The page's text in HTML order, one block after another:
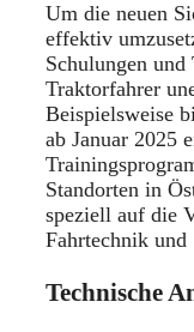
Um die neuen
effektiv
Schulungen
Traktorfahrer
Beispielsweise
ab Januar 2025
Standorten in
speziell auf die
Fahrtechnik
Technische